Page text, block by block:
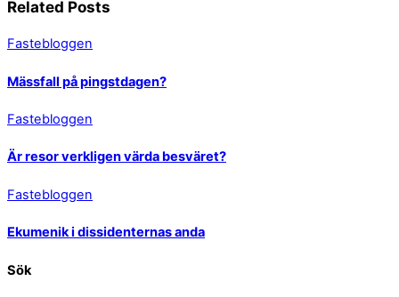
Related Posts
Fastebloggen
Mässfall på pingstdagen?
Fastebloggen
Är resor verkligen värda besväret?
Fastebloggen
Ekumenik i dissidenternas anda
Sök